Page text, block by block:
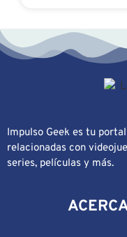
Impulso Geek es tu
relacionadas con
series, películas y más.